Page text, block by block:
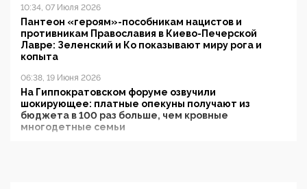
10:34, 07 Июля 2026
Пантеон «героям»-пособникам нацистов и
противникам Православия в Киево-Печерской
Лавре: Зеленский и Ко показывают миру рога и
копыта
06:38, 19 Июня 2026
На Гиппократовском форуме озвучили
шокирующее: платные опекуны получают из
бюджета в 100 раз больше, чем кровные
многодетные семьи